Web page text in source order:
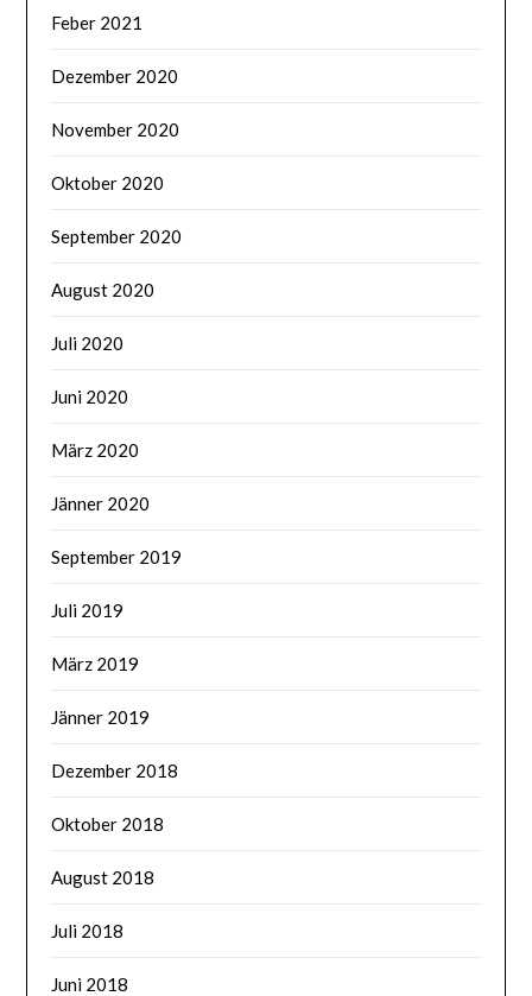
Feber 2021
Dezember 2020
November 2020
Oktober 2020
September 2020
August 2020
Juli 2020
Juni 2020
März 2020
Jänner 2020
September 2019
Juli 2019
März 2019
Jänner 2019
Dezember 2018
Oktober 2018
August 2018
Juli 2018
Juni 2018